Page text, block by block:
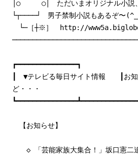
│○ ○│ ただいまオリジナル小説、
└┬────┘ 男子禁制小説もあるぞ〜
└─［┼※］ http://
┏━━━━━━━━━━━━━━━┓
┃ ▼テレビる毎日サイト情報 ┃お知
ど・・・
【お知らせ】
◇ 「芸能家族大集合！」坂口憲二